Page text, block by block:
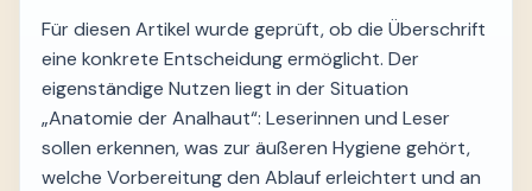
Für diesen Artikel wurde geprüft, ob die Überschrift
eine konkrete Entscheidung ermöglicht. Der
eigenständige Nutzen liegt in der Situation
„Anatomie der Analhaut“: Leserinnen und Leser
sollen erkennen, was zur äußeren Hygiene gehört,
welche Vorbereitung den Ablauf erleichtert und an